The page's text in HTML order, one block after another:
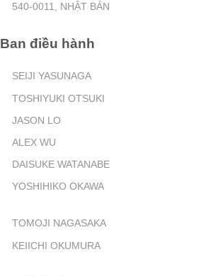
540-0011, NHẬT BẢN
Ban điều hành
SEIJI YASUNAGA
TOSHIYUKI OTSUKI
JASON LO
ALEX WU
DAISUKE WATANABE
YOSHIHIKO OKAWA
TOMOJI NAGASAKA
KEIICHI OKUMURA